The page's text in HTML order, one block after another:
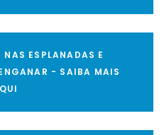
ESPLANADAS E
- SAIBA MAIS